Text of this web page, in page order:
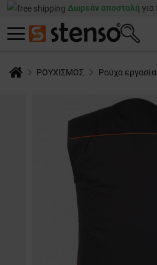
Δωρεάν αποστολή
ΡΟΥΧΙΣΜΟΣ Ρούχα